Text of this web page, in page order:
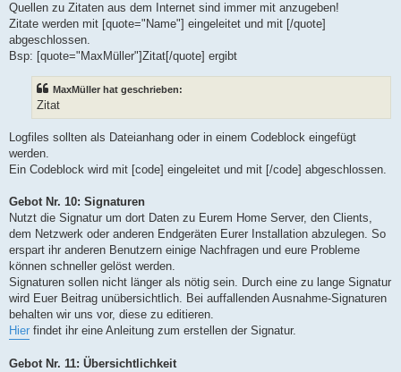
Quellen zu Zitaten aus dem Internet sind immer mit anzugeben!
Zitate werden mit [quote="Name"] eingeleitet und mit [/quote]
abgeschlossen.
Bsp: [quote="MaxMüller"]Zitat[/quote] ergibt
MaxMüller hat geschrieben:
Zitat
Logfiles sollten als Dateianhang oder in einem Codeblock eingefügt
werden.
Ein Codeblock wird mit [code] eingeleitet und mit [/code] abgeschlossen.
Gebot Nr. 10: Signaturen
Nutzt die Signatur um dort Daten zu Eurem Home Server, den Clients,
dem Netzwerk oder anderen Endgeräten Eurer Installation abzulegen. So
erspart ihr anderen Benutzern einige Nachfragen und eure Probleme
können schneller gelöst werden.
Signaturen sollen nicht länger als nötig sein. Durch eine zu lange Signatur
wird Euer Beitrag unübersichtlich. Bei auffallenden Ausnahme-Signaturen
behalten wir uns vor, diese zu editieren.
Hier findet ihr eine Anleitung zum erstellen der Signatur.
Gebot Nr. 11: Übersichtlichkeit